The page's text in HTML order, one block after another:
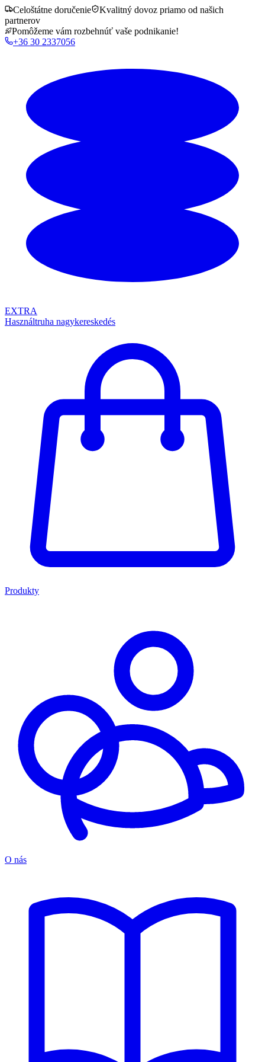
Celoštátne doručenie
Kvalitný dovoz priamo od našich
partnerov
Pomôžeme vám rozbehnúť vaše podnikanie!
+36 30 2337056
EXTRA
Használtruha nagykereskedés
Produkty
O nás